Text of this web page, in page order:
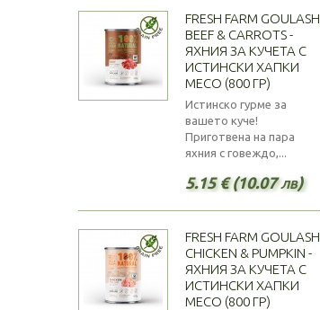
FRESH FARM GOULASH
BEEF & CARROTS -
ЯХНИЯ ЗА КУЧЕТА С
ИСТИНСКИ ХАПКИ
МЕСО (800 ГР)
Истинско гурме за
вашето куче!
Приготвена на пара
яхния с говеждо,...
5.15 € (10.07 лв)
FRESH FARM GOULASH
CHICKEN & PUMPKIN -
ЯХНИЯ ЗА КУЧЕТА С
ИСТИНСКИ ХАПКИ
МЕСО (800 ГР)